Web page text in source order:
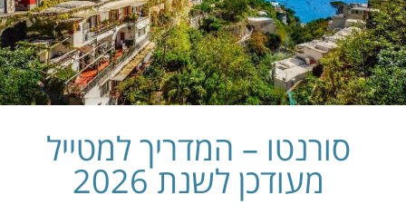
סורנטו – המדריך למטייל
מעודכן לשנת 2026